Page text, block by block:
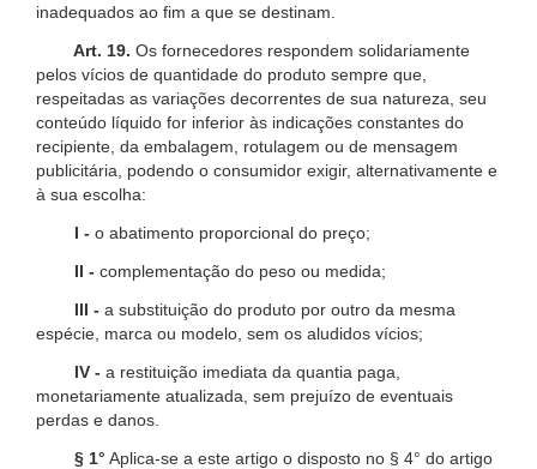
inadequados ao fim a que se destinam.
Art. 19. Os fornecedores respondem solidariamente
pelos vícios de quantidade do produto sempre que,
respeitadas as variações decorrentes de sua natureza, seu
conteúdo líquido for inferior às indicações constantes do
recipiente, da embalagem, rotulagem ou de mensagem
publicitária, podendo o consumidor exigir, alternativamente e
à sua escolha:
I - o abatimento proporcional do preço;
II - complementação do peso ou medida;
III - a substituição do produto por outro da mesma
espécie, marca ou modelo, sem os aludidos vícios;
IV - a restituição imediata da quantia paga,
monetariamente atualizada, sem prejuízo de eventuais
perdas e danos.
§ 1° Aplica-se a este artigo o disposto no § 4° do artigo